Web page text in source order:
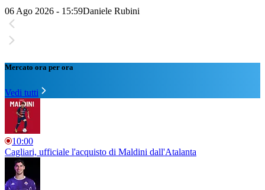
06 Ago 2026 - 15:59Daniele Rubini
Mercato ora per ora
Vedi tutti
10:00
Cagliari, ufficiale l'acquisto di Maldini dall'Atalanta